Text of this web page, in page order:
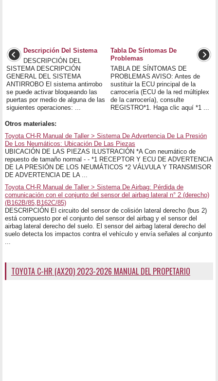
Descripción Del Sistema
DESCRIPCIÓN DEL
SISTEMA DESCRIPCIÓN
GENERAL DEL SISTEMA
ANTIRROBO El sistema antirrobo
se puede activar bloqueando las
puertas por medio de alguna de las
siguientes operaciones: ...
Tabla De Síntomas De
Problemas
TABLA DE SÍNTOMAS DE
PROBLEMAS AVISO: Antes de
sustituir la ECU principal de la
carrocería (ECU de la red múltiplex
de la carrocería), consulte
REGISTRO*1. Haga clic aquí *1 ...
Otros materiales:
Toyota CH-R Manual de Taller > Sistema De Advertencia De La Presión
De Los Neumáticos: Ubicación De Las Piezas
UBICACIÓN DE LAS PIEZAS ILUSTRACIÓN *A Con neumático de
repuesto de tamaño normal - - *1 RECEPTOR Y ECU DE ADVERTENCIA
DE LA PRESIÓN DE LOS NEUMÁTICOS *2 VÁLVULA Y TRANSMISOR
DE ADVERTENCIA DE LA ...
Toyota CH-R Manual de Taller > Sistema De Airbag: Pérdida de
comunicación con el conjunto del sensor del airbag lateral n° 2 (derecho)
(B162B/85,B162C/85)
DESCRIPCIÓN El circuito del sensor de colisión lateral derecho (bus 2)
está compuesto por el conjunto del sensor del airbag y el sensor del
airbag lateral derecho del suelo. El sensor del airbag lateral derecho del
suelo detecta los impactos contra el vehículo y envía señales al conjunto
...
TOYOTA C-HR (AX20) 2023-2026 MANUAL DEL PROPETARIO